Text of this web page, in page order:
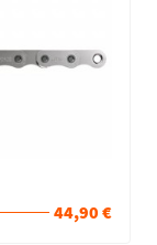
44,90 €